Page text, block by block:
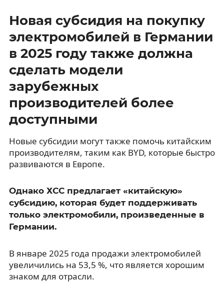
Новая субсидия на покупку
электромобилей в Германии
в 2025 году также должна
сделать модели
зарубежных
производителей более
доступными
Новые субсидии могут также помочь китайским
производителям, таким как BYD, которые быстро
развиваются в Европе.
Однако ХСС предлагает «китайскую»
субсидию, которая будет поддерживать
только электромобили, произведенные в
Германии.
В январе 2025 года продажи электромобилей
увеличились на 53,5 %, что является хорошим
знаком для отрасли.